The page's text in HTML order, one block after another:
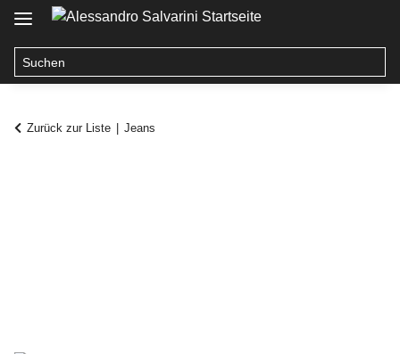
Zurück zur Liste Jeans